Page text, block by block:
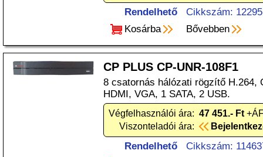
Rendelhető
Cikkszám:
Kosárba
Bővebben
CP PLUS CP-UNR-108F1
8 csatornás hálózati rögzítő H.264,
HDMI, VGA, 1 SATA, 2 USB.
Végfelhasználói ára: 47 451.- Ft
Viszonteladói ára:
Rendelhető
Cikkszám: